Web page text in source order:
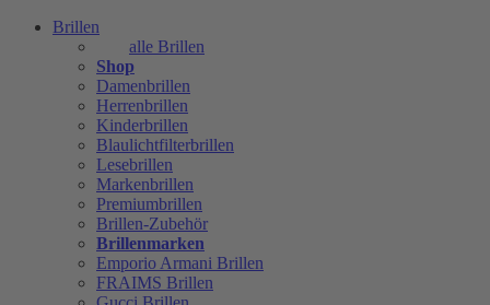
Brillen
alle Brillen
Shop
Damenbrillen
Herrenbrillen
Kinderbrillen
Blaulichtfilterbrillen
Lesebrillen
Markenbrillen
Premiumbrillen
Brillen-Zubehör
Brillenmarken
Emporio Armani Brillen
FRAIMS Brillen